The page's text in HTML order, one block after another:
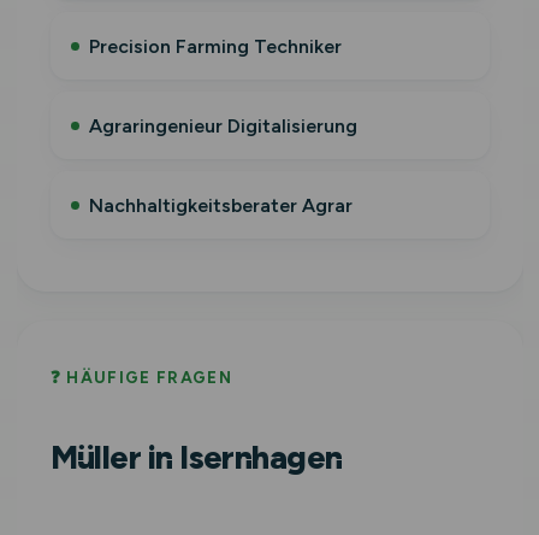
Precision Farming Techniker
Agraringenieur Digitalisierung
Nachhaltigkeitsberater Agrar
❓ HÄUFIGE FRAGEN
Müller in Isernhagen